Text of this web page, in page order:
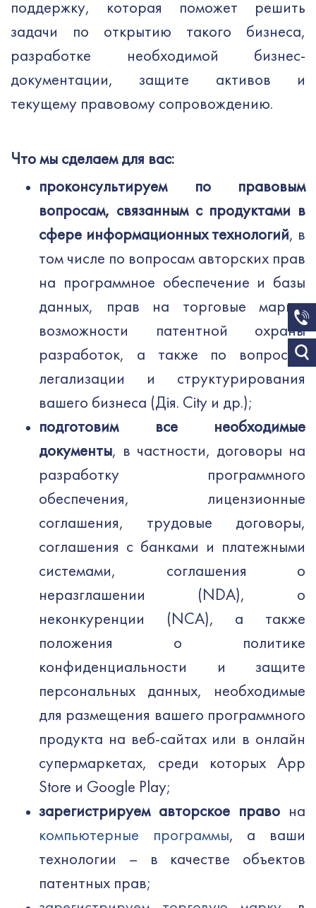
поддержку, которая поможет решить
задачи по открытию такого бизнеса,
разработке необходимой бизнес-
документации, защите активов и
текущему правовому сопровождению.
Что мы сделаем для вас:
проконсультируем по правовым
вопросам, связанным с продуктами в
сфере информационных технологий, в
том числе по вопросам авторских прав
на программное обеспечение и базы
данных, прав на торговые марки,
возможности патентной охраны
разработок, а также по вопросам
легализации и структурирования
вашего бизнеса (Дiя. City и др.);
подготовим все необходимые
документы, в частности, договоры на
разработку программного
обеспечения, лицензионные
соглашения, трудовые договоры,
соглашения с банками и платежными
системами, соглашения о
неразглашении (NDA), о
неконкуренции (NCA), а также
положения о политике
конфиденциальности и защите
персональных данных, необходимые
для размещения вашего программного
продукта на веб-сайтах или в онлайн
супермаркетах, среди которых App
Store и Google Play;
зарегистрируемавторское право на
компьютерные программы, а ваши
технологии – в качестве объектов
патентных прав;